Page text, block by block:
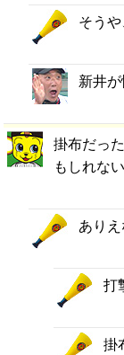
そうや
新井
掛布だっ
もしれな
ありえ
打
掛